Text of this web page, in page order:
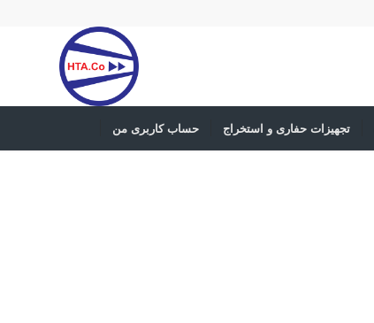
تجهیزات حفاری و استخراج حساب کاربری من